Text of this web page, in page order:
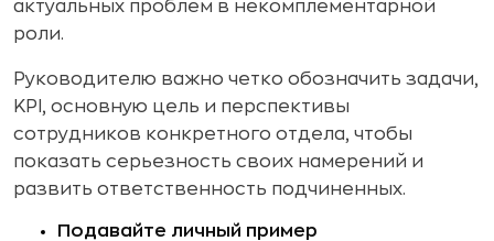
актуальных проблем в некомплементарной
роли.
Руководителю важно четко обозначить задачи,
KPI, основную цель и перспективы
сотрудников конкретного отдела, чтобы
показать серьезность своих намерений и
развить ответственность подчиненных.
Подавайте личный пример